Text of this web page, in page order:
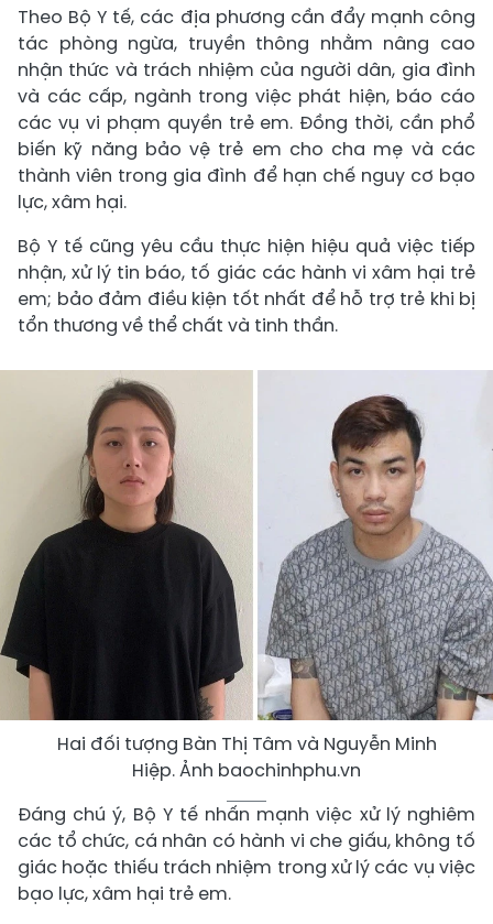
Theo Bộ Y tế, các địa phương cần đẩy mạnh công
tác phòng ngừa, truyền thông nhằm nâng cao
nhận thức và trách nhiệm của người dân, gia đình
và các cấp, ngành trong việc phát hiện, báo cáo
các vụ vi phạm quyền trẻ em. Đồng thời, cần phổ
biến kỹ năng bảo vệ trẻ em cho cha mẹ và các
thành viên trong gia đình để hạn chế nguy cơ bạo
lực, xâm hại.
Bộ Y tế cũng yêu cầu thực hiện hiệu quả việc tiếp
nhận, xử lý tin báo, tố giác các hành vi xâm hại trẻ
em; bảo đảm điều kiện tốt nhất để hỗ trợ trẻ khi bị
tổn thương về thể chất và tinh thần.
Hai đối tượng Bàn Thị Tâm và Nguyễn Minh
Hiệp. Ảnh baochinhphu.vn
Đáng chú ý, Bộ Y tế nhấn mạnh việc xử lý nghiêm
các tổ chức, cá nhân có hành vi che giấu, không tố
giác hoặc thiếu trách nhiệm trong xử lý các vụ việc
bạo lực, xâm hại trẻ em.